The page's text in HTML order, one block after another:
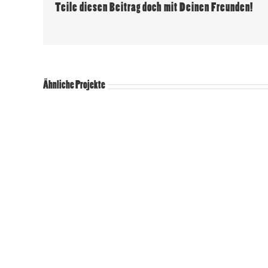
Teile diesen Beitrag doch mit Deinen Freunden!
Ähnliche Projekte